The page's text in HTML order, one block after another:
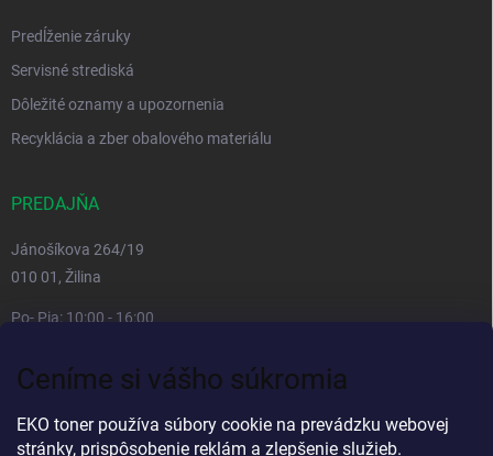
Ceníme si vášho súkromia
EKO toner používa súbory cookie na prevádzku webovej
stránky, prispôsobenie reklám a zlepšenie služieb.
Predĺženie záruky
Servisné strediská
Dôležité oznamy a upozornenia
Recyklácia a zber obalového materiálu
PREDAJŇA
Jánošíkova 264/19
010 01, Žilina
Po- Pia: 10:00 - 16:00
So, Ne: zatvorené
Viac informacií